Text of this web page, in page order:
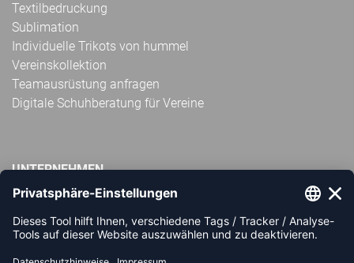
Textilbedruckung
Sublimation
Individuelle Trikots von hummel
Vereinskollektion
Teamausrüstung anfragen
Digitale Schuhberatung für Vereine
UNTERNEHMEN
Impressum
AGB
Widerrufsbelehrung